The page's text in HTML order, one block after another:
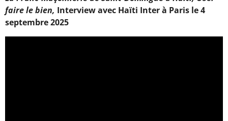
faire le bien, Interview avec Haïti Inter à Paris le 4
septembre 2025